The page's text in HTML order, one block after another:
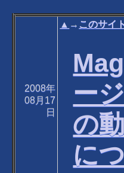
2008年
08月17
日
▲ → このサイ
ー
の
に